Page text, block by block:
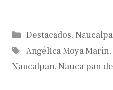
Categorías
Destacados,
Etiquetas
Angélica Moya Marín,
Naucalpan, Naucalpan